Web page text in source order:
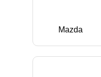
Mazda